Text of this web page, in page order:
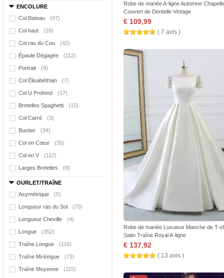
ENCOLURE
Col Bateau
(47)
Col haut (18)
Col ras du Cou (42)
Épaule Dégagée (112)
Portrait (9)
Col Élisabéthain (7)
Col U Profond (17)
Bretelles Spaghetti (15)
Col Carré (3)
Bustier (34)
Col en Cœur (35)
Col en V (112)
Larges Bretelles (8)
OURLET/TRAîNE
Asymétrique
(5)
Longueur ras du Sol (70)
Longueur Cheville (4)
Longue (352)
Traîne Longue (116)
Traîne Mi-longue (73)
Traîne Moyenne (115)
Robe de mariée A-ligne Automne Chapelle
Couvert de Dentelle Vintage
€ 109,99
( 7 avis )
Robe de mariée Luxueux Manche de T-
Satin Traîne Royal A-ligne
€ 137,92
( 13 avis )